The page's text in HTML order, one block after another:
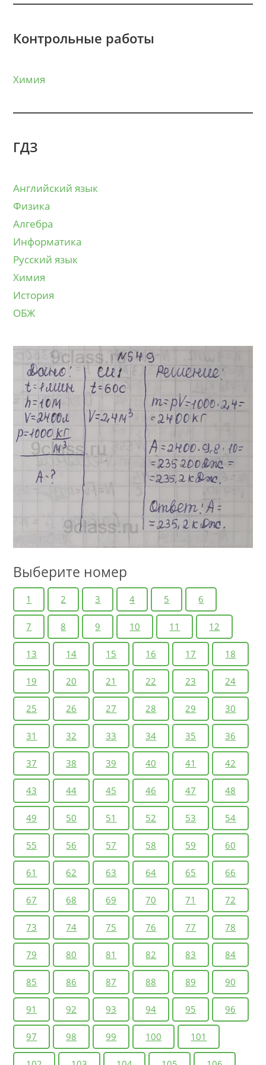
Контрольные работы
Химия
ГДЗ
Английский язык
Физика
Алгебра
Информатика
Русский язык
Химия
История
ОБЖ
Выберите номер
1 2 3 4 5 6
7 8 9 10 11 12
13 14 15 16 17 18
19 20 21 22 23 24
25 26 27 28 29 30
31 32 33 34 35 36
37 38 39 40 41 42
43 44 45 46 47 48
49 50 51 52 53 54
55 56 57 58 59 60
61 62 63 64 65 66
67 68 69 70 71 72
73 74 75 76 77 78
79 80 81 82 83 84
85 86 87 88 89 90
91 92 93 94 95 96
97 98 99 100 101